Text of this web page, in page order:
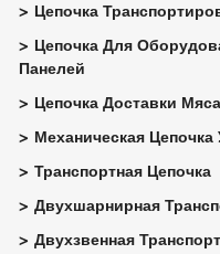
Цепочка
Цепочка Для
Панелей
Цепочка Доставки Мяса
Механическая
Транспортная Цепочка
Двухшарнирная
Двухзвенная